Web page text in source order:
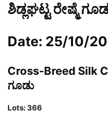
ಶಿಡ್ಲಘಟ್ಟ ರೇಷ್ಮೆ
Date: 25/10/
Cross-Breed Silk
ಗೂಡು
Lots: 366